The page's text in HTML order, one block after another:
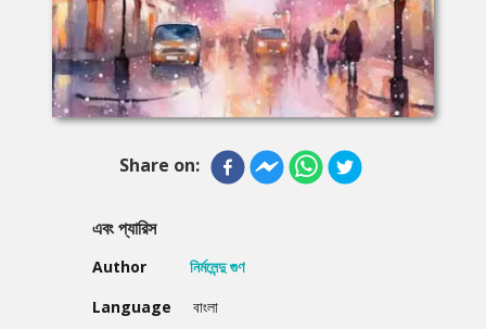
Share on:
এবং প্যারিস
Author
নির্মলেন্দু গুণ
Language
বাংলা